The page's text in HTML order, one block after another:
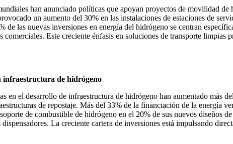
han anunciado políticas que apoyan proyectos de movilidad
un aumento del 30% en las instalaciones de estaciones de
de las nuevas inversiones en energía del hidrógeno se centran
Este creciente énfasis en soluciones de transporte
infraestructura de hidrógeno
en el desarrollo de infraestructura de hidrógeno han aumentado
de repostaje. Más del 33% de la financiación de la energía
de combustible de hidrógeno en el 20% de sus nuevos diseños
La creciente cartera de inversiones está impulsando